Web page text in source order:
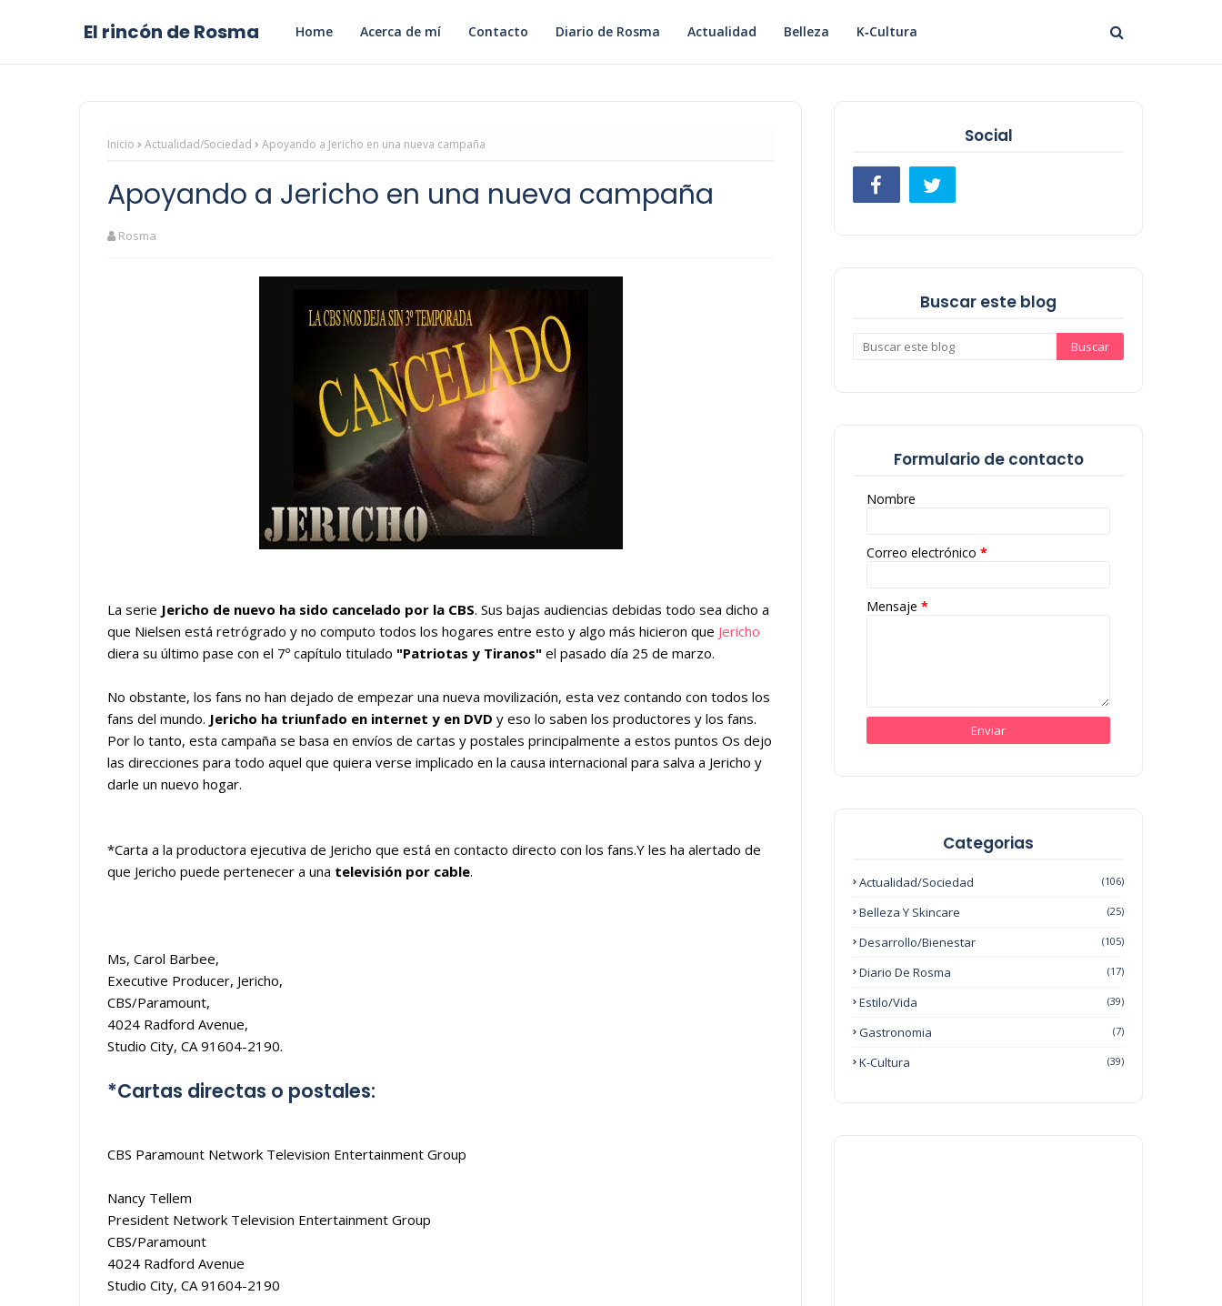
El rincón de Rosma Home Acerca de mí Contacto Diario de Rosma Actualidad Belleza K‑Cultura
Inicio Actualidad/Sociedad Apoyando a Jericho en una nueva campaña
Apoyando a Jericho en una nueva campaña
Rosma
La serie Jericho de nuevo ha sido cancelado por la CBS. Sus bajas audiencias debidas todo sea dicho a
que Nielsen está retrógrado y no computo todos los hogares entre esto y algo más hicieron que Jericho
diera su último pase con el 7º capítulo titulado "Patriotas y Tiranos" el pasado día 25 de marzo.
No obstante, los fans no han dejado de empezar una nueva movilización, esta vez contando con todos los
fans del mundo. Jericho ha triunfado en internet y en DVD y eso lo saben los productores y los fans.
Por lo tanto, esta campaña se basa en envíos de cartas y postales principalmente a estos puntos Os dejo
las direcciones para todo aquel que quiera verse implicado en la causa internacional para salva a Jericho y
darle un nuevo hogar.
*Carta a la productora ejecutiva de Jericho que está en contacto directo con los fans.Y les ha alertado de
que Jericho puede pertenecer a una televisión por cable.
Ms, Carol Barbee,
Executive Producer, Jericho,
CBS/Paramount,
4024 Radford Avenue,
Studio City, CA 91604-2190.
*Cartas directas o postales:
CBS Paramount Network Television Entertainment Group
Nancy Tellem
President Network Television Entertainment Group
CBS/Paramount
4024 Radford Avenue
Studio City, CA 91604-2190
Social
Buscar este blog
Formulario de contacto
Nombre
Correo electrónico *
Mensaje *
Categorias
Actualidad/Sociedad (106)
Belleza Y Skincare (25)
Desarrollo/Bienestar (105)
Diario De Rosma (17)
Estilo/Vida (39)
Gastronomia (7)
K-Cultura (39)